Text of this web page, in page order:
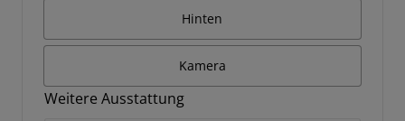
Hinten
Kamera
Weitere Ausstattung